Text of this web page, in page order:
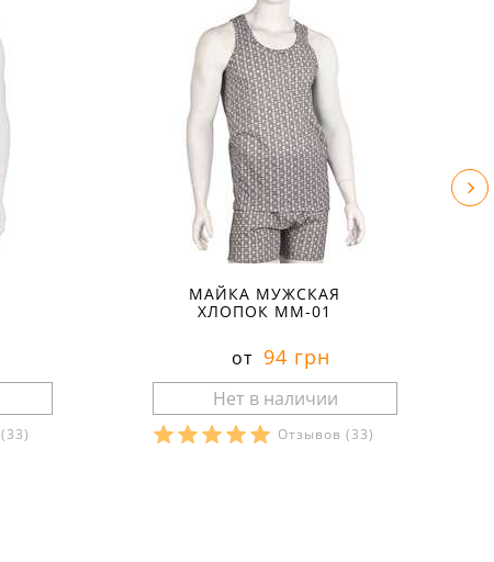
(33)
МАЙКА МУЖСКАЯ
ХЛОПОК ММ-01
от 94 грн
Отзывов (33)